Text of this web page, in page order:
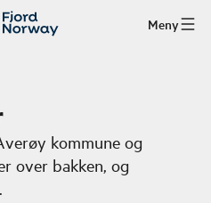
Meny
kommune og
over bakken, og